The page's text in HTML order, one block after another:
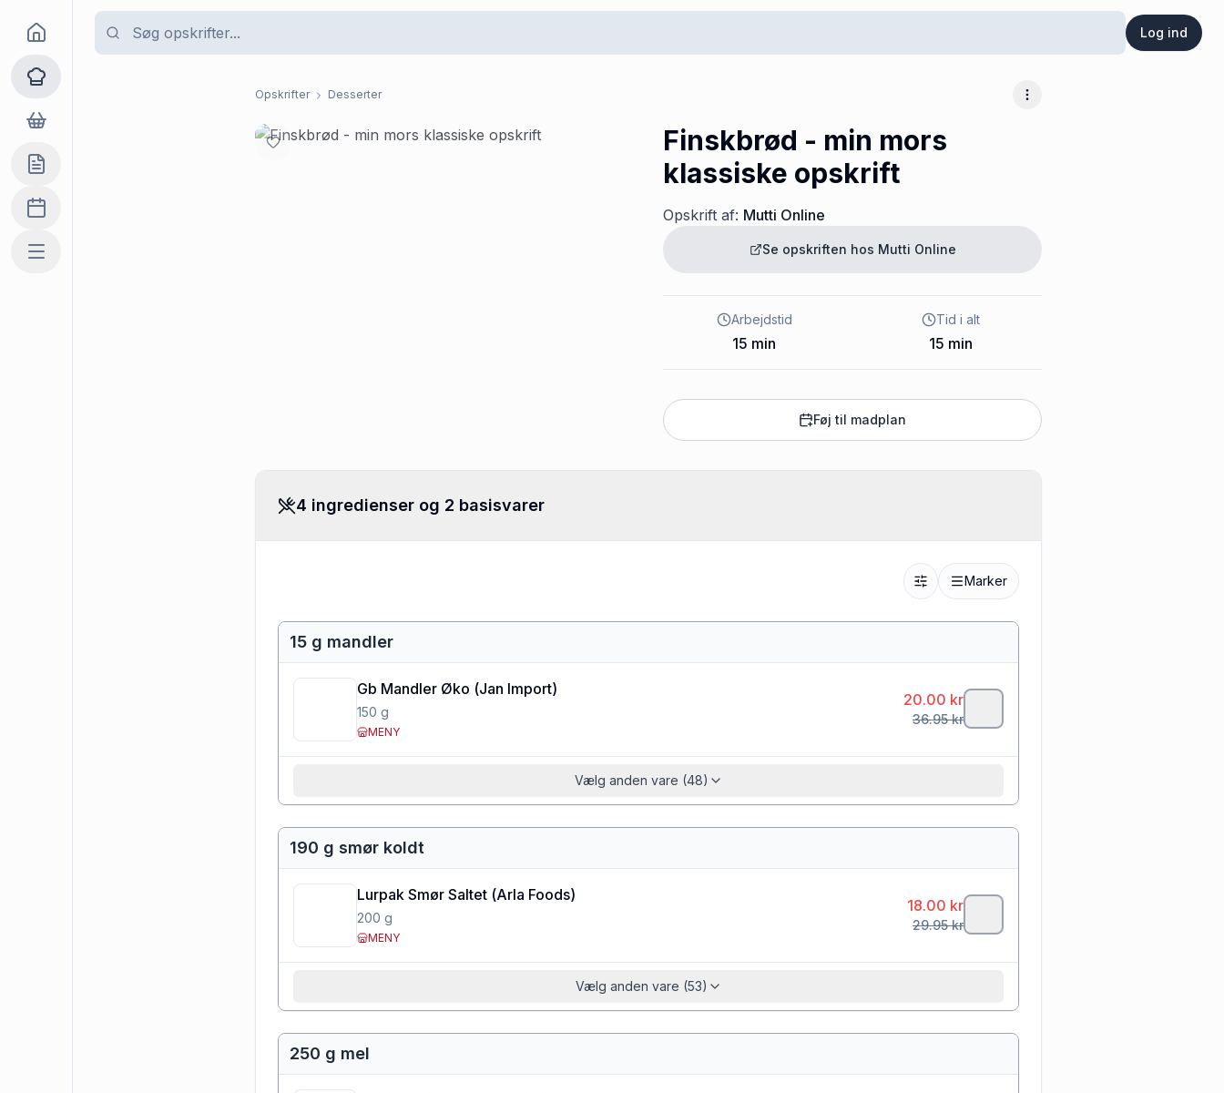
Log ind
Goma
Opskrifter
Dagligvarer
Indkøbslisten
Madplan
Mere
Opskrifter Desserter Flere muligheder
Finskbrød - min mors
klassiske opskrift
Opskrift af: Mutti Online
Se opskriften hos Mutti Online
Arbejdstid
15 min
Tid i alt
15 min
Føj til madplan
4 ingredienser og 2 basisvarer
Marker
15 g mandler
Gb Mandler Øko (Jan Import)
150 g
MENY
20.00 kr
36.95kr
Vælg anden vare (48)
190 g smør koldt
Lurpak Smør Saltet (Arla Foods)
200 g
MENY
18.00 kr
29.95kr
Vælg anden vare (53)
250 g mel